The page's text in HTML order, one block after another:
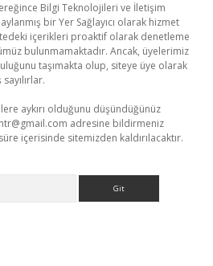
Bilgi Teknolojileri ve İletişim
bir Yer Sağlayıcı olarak hizmet
içerikleri proaktif olarak denetleme
bulunmamaktadır. Ancak, üyelerimiz
taşımakta olup, siteye üye olarak
aykırı olduğunu düşündüğünüz
adresine bildirmeniz
içerisinde sitemizden kaldırılacaktır.